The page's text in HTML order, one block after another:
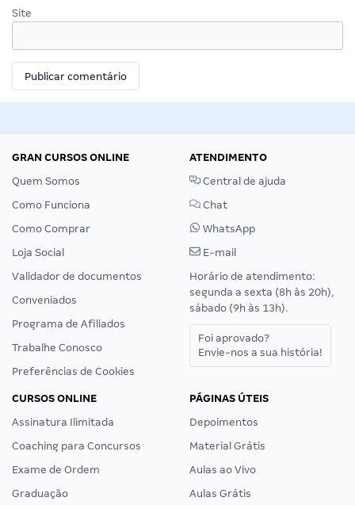
Site
GRAN CURSOS ONLINE
Quem Somos
Como Funciona
Como Comprar
Loja Social
Validador de documentos
Conveniados
Programa de Afiliados
Trabalhe Conosco
Preferências de Cookies
ATENDIMENTO
Central de ajuda
Chat
WhatsApp
E-mail
Horário de atendimento:
segunda a sexta (8h às 20h),
sábado (9h às 13h).
Foi aprovado?
Envie-nos a sua história!
CURSOS ONLINE
Assinatura Ilimitada
Coaching para Concursos
Exame de Ordem
Graduação
PÁGINAS ÚTEIS
Depoimentos
Material Grátis
Aulas ao Vivo
Aulas Grátis